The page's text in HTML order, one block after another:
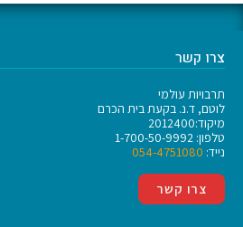
צרו קשר
תרבויות עולמי
לוטם, ד.נ. בקעת בית הכרם
מיקוד:2012400
טלפון: 1-700-50-9992
נייד:054-4751080
צרו קשר